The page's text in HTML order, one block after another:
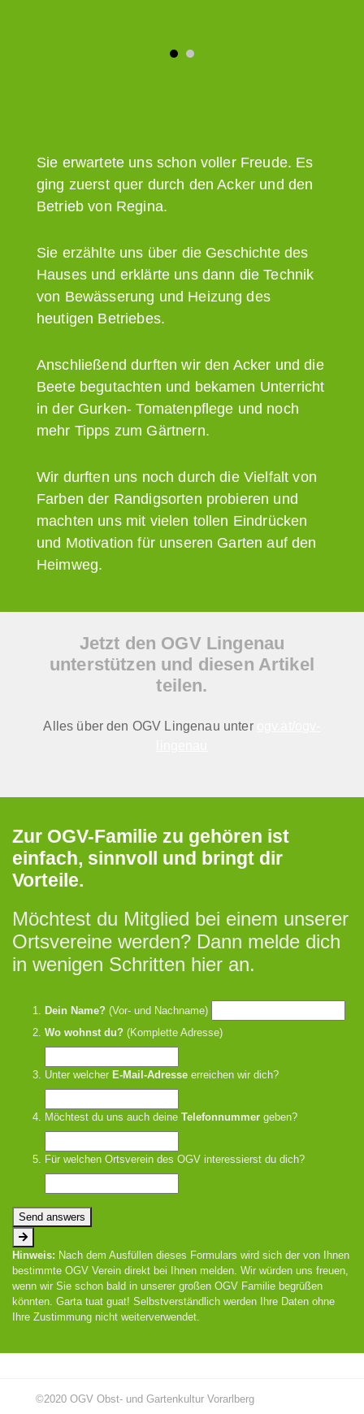
Sie erwartete uns schon voller Freude. Es
ging zuerst quer durch den Acker und den
Betrieb von Regina.
Sie erzählte uns über die Geschichte des
Hauses und erklärte uns dann die Technik
von Bewässerung und Heizung des
heutigen Betriebes.
Anschließend durften wir den Acker und die
Beete begutachten und bekamen Unterricht
in der Gurken- Tomatenpflege und noch
mehr Tipps zum Gärtnern.
Wir durften uns noch durch die Vielfalt von
Farben der Randigsorten probieren und
machten uns mit vielen tollen Eindrücken
und Motivation für unseren Garten auf den
Heimweg.
Jetzt den OGV Lingenau
unterstützen und diesen Artikel
teilen.
Alles über den OGV Lingenau unter
Zur OGV-Familie zu gehören ist
einfach, sinnvoll und bringt dir
Vorteile.
Möchtest du Mitglied bei einem unserer
Ortsvereine werden? Dann melde dich
in wenigen Schritten hier an.
Dein Name? (Vor- und Nachname)
Wo wohnst du? (Komplette Adresse)
Unter welcher E-Mail-Adresse erreichen wir dich?
Möchtest du uns auch deine Telefonnummer geben?
Für welchen Ortsverein des OGV interessierst du dich?
Send answers
Hinweis: Nach dem Ausfüllen dieses Formulars wird sich der von Ihnen
bestimmte OGV Verein direkt bei Ihnen melden. Wir würden uns freuen,
wenn wir Sie schon bald in unserer großen OGV Familie begrüßen
könnten. Garta tuat guat! Selbstverständlich werden Ihre Daten ohne
Ihre Zustimmung nicht weiterverwendet.
©2020 OGV Obst- und Gartenkultur Vorarlberg